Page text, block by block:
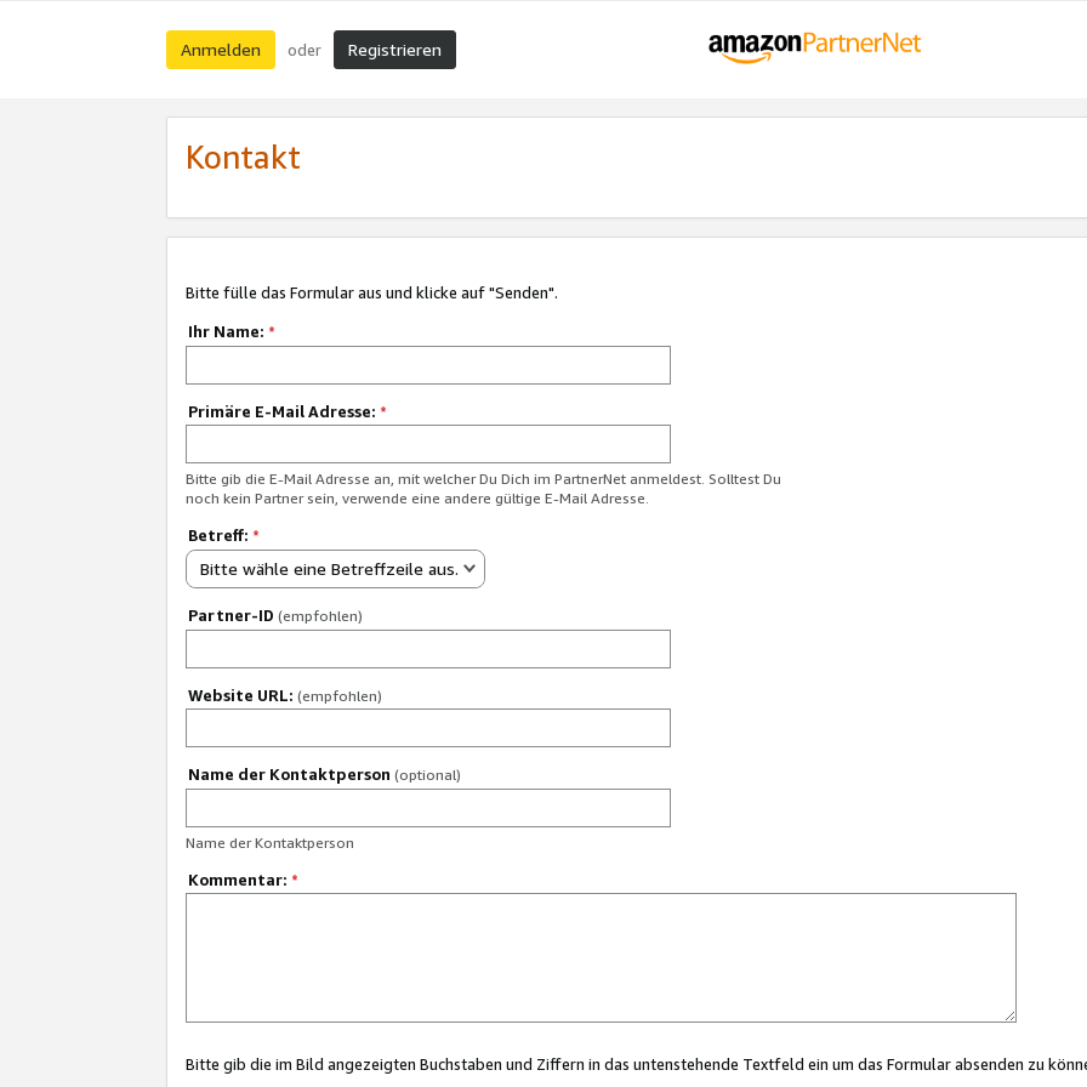
Anmelden oder Registrieren
Kontakt
Bitte fülle das Formular aus und klicke auf "Senden".
Ihr Name: *
Primäre E-Mail Adresse: *
Bitte gib die E-Mail Adresse an, mit welcher Du Dich im PartnerNet anmeldest. Solltest Du
noch kein Partner sein, verwende eine andere gültige E-Mail Adresse.
Betreff: *
Bitte wähle eine Betreffzeile aus.
Partner-ID (empfohlen)
Website URL: (empfohlen)
Name der Kontaktperson (optional)
Name der Kontaktperson
Kommentar: *
Bitte gib die im Bild angezeigten Buchstaben und Ziffern in das untenstehende Textfeld ein um das Formular absenden zu